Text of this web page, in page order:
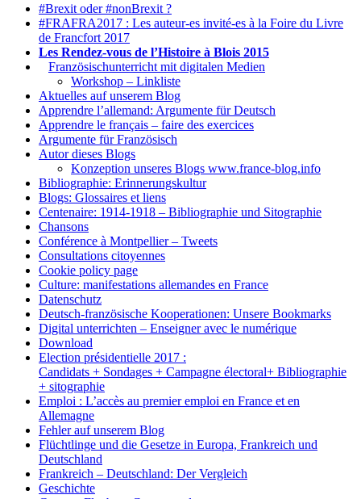
#Brexit oder #nonBrexit ?
#FRAFRA2017 : Les auteur-es invité-es à la Foire du Livre
de Francfort 2017
Les Rendez-vous de l’Histoire à Blois 2015
Französischunterricht mit digitalen Medien
Workshop – Linkliste
Aktuelles auf unserem Blog
Apprendre l’allemand: Argumente für Deutsch
Apprendre le français – faire des exercices
Argumente für Französisch
Autor dieses Blogs
Konzeption unseres Blogs www.france-blog.info
Bibliographie: Erinnerungskultur
Blogs: Glossaires et liens
Centenaire: 1914-1918 – Bibliographie und Sitographie
Chansons
Conférence à Montpellier – Tweets
Consultations citoyennes
Cookie policy page
Culture: manifestations allemandes en France
Datenschutz
Deutsch-französische Kooperationen: Unsere Bookmarks
Digital unterrichten – Enseigner avec le numérique
Download
Election présidentielle 2017 :
Candidats + Sondages + Campagne électoral+ Bibliographie
+ sitographie
Emploi : L’accès au premier emploi en France et en
Allemagne
Fehler auf unserem Blog
Flüchtlinge und die Gesetze in Europa, Frankreich und
Deutschland
Frankreich – Deutschland: Der Vergleich
Geschichte